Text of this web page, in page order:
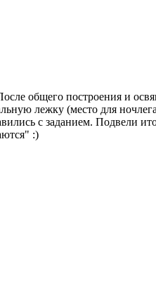
общего построения и
лежку (место для
с заданием. Подвели
:)